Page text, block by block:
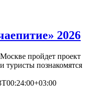
2026
пройдет проект
туристы познакомятся